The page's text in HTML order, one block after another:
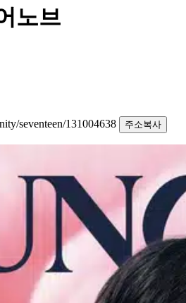
노브
seventeen/131004638
주소복사